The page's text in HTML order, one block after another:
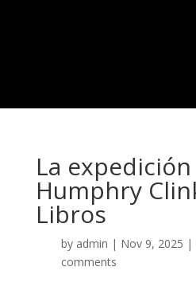
La
Humphry
Libros
by admin | Nov 9, 2025 |
comments